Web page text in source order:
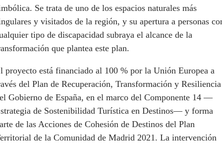
Se trata de uno de los espacios naturales más
y visitados de la región, y su apertura a personas
tipo de discapacidad subraya el alcance de la
que plantea este plan.
proyecto está financiado al 100 % por la Unión Europea a
del Plan de Recuperación, Transformación y Resiliencia
Gobierno de España, en el marco del Componente 14 —
de Sostenibilidad Turística en Destinos— y forma
de las Acciones de Cohesión de Destinos del Plan
de la Comunidad de Madrid 2021. La intervención